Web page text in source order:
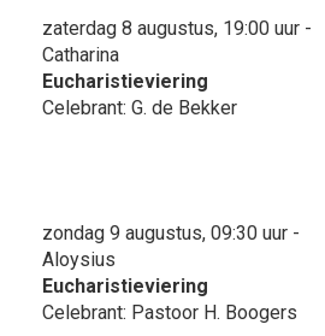
zaterdag 8 augustus, 19:00 uur -
Catharina
Eucharistieviering
Celebrant: G. de Bekker
zondag 9 augustus, 09:30 uur -
Aloysius
Eucharistieviering
Celebrant: Pastoor H. Boogers